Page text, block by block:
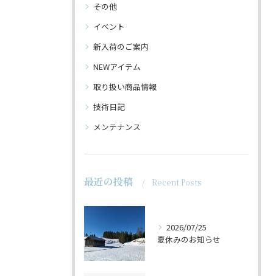
その他
イベント
新入荷のご案内
NEWアイテム
取り扱い商品情報
技術日記
メンテナンス
最近の投稿 Recent Posts
2026/07/25
夏休みのお知らせ